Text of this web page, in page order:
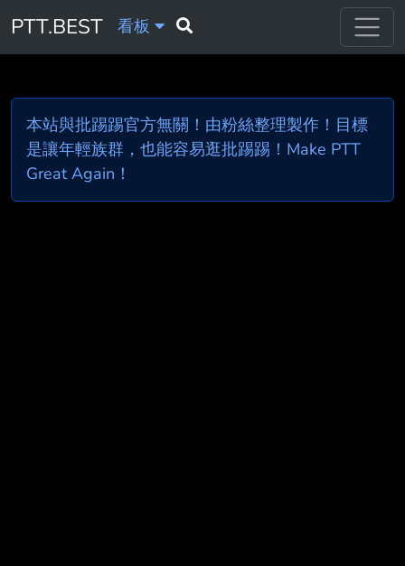
PTT.BEST 看板
本站與批踢踢官方無關！由粉絲整理製作！目標
是讓年輕族群，也能容易逛批踢踢！Make PTT
Great Again！